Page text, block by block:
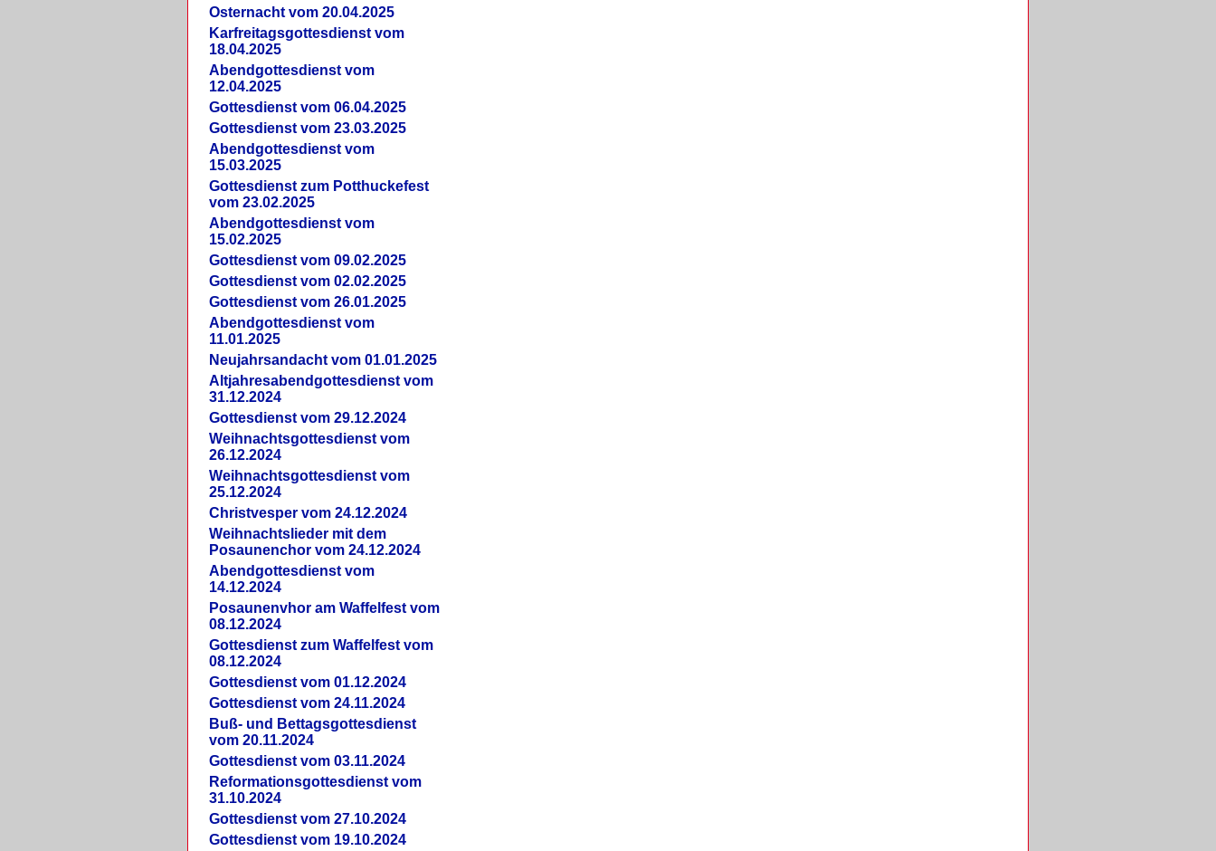
Osternacht vom 20.04.2025
Karfreitagsgottesdienst vom
18.04.2025
Abendgottesdienst vom
12.04.2025
Gottesdienst vom 06.04.2025
Gottesdienst vom 23.03.2025
Abendgottesdienst vom
15.03.2025
Gottesdienst zum Potthuckefest
vom 23.02.2025
Abendgottesdienst vom
15.02.2025
Gottesdienst vom 09.02.2025
Gottesdienst vom 02.02.2025
Gottesdienst vom 26.01.2025
Abendgottesdienst vom
11.01.2025
Neujahrsandacht vom 01.01.2025
Altjahresabendgottesdienst vom
31.12.2024
Gottesdienst vom 29.12.2024
Weihnachtsgottesdienst vom
26.12.2024
Weihnachtsgottesdienst vom
25.12.2024
Christvesper vom 24.12.2024
Weihnachtslieder mit dem
Posaunenchor vom 24.12.2024
Abendgottesdienst vom
14.12.2024
Posaunenvhor am Waffelfest vom
08.12.2024
Gottesdienst zum Waffelfest vom
08.12.2024
Gottesdienst vom 01.12.2024
Gottesdienst vom 24.11.2024
Buß- und Bettagsgottesdienst
vom 20.11.2024
Gottesdienst vom 03.11.2024
Reformationsgottesdienst vom
31.10.2024
Gottesdienst vom 27.10.2024
Gottesdienst vom 19.10.2024